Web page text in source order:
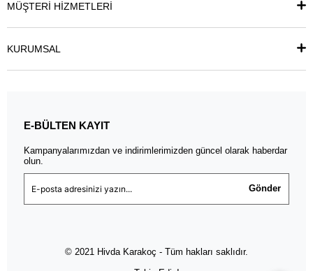
MÜŞTERİ HİZMETLERİ
KURUMSAL
E-BÜLTEN KAYIT
Kampanyalarımızdan ve indirimlerimizden güncel olarak haberdar
olun.
Gönder
© 2021 Hivda Karakoç - Tüm hakları saklıdır.